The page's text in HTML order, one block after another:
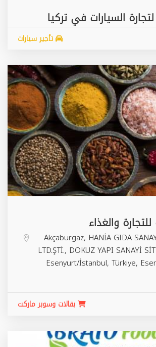
السيارات في تركيا
تأجير سيارات
والغذاء
Akçaburgaz, HANİA GIDA
LTD.ŞTİ., DOKUZ YAPI SANAYİ
Esenyurt/İstanbul, Türkiye,
بقالات وسوبر ماركت